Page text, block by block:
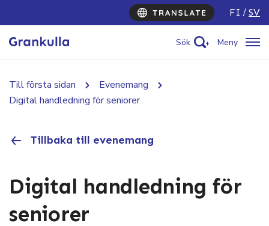
FI SV
Sök Meny
Till första sidan
Evenemang
Digital handledning för seniorer
Tillbaka till evenemang
Digital handledning för
seniorer